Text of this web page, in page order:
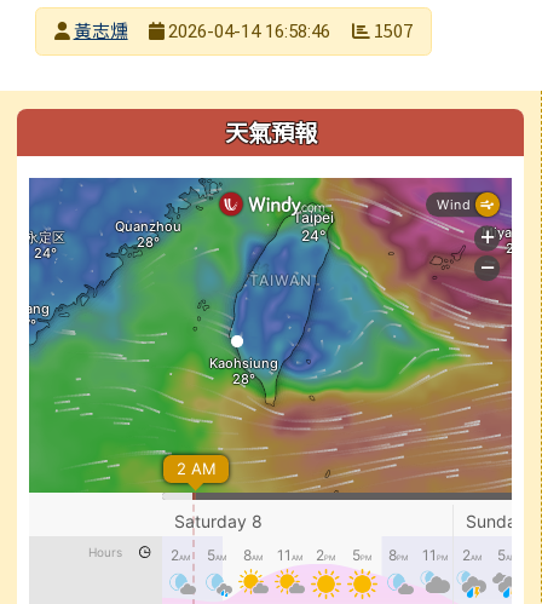
發布者
黃志燻
2026-04-14 16:58:46 1507
左邊區域內容 天氣預報